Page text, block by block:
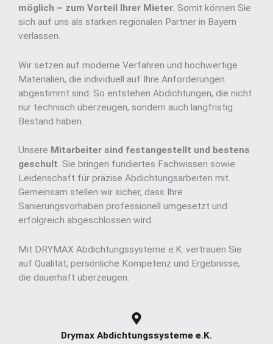
möglich – zum Vorteil Ihrer Mieter. Somit können Sie
sich auf uns als starken regionalen Partner in Bayern
verlassen.
Wir setzen auf moderne Verfahren und hochwertige
Materialien, die individuell auf Ihre Anforderungen
abgestimmt sind. So entstehen Abdichtungen, die nicht
nur technisch überzeugen, sondern auch langfristig
Bestand haben.
Unsere Mitarbeiter sind festangestellt und bestens
geschult. Sie bringen fundiertes Fachwissen sowie
Leidenschaft für präzise Abdichtungsarbeiten mit.
Gemeinsam stellen wir sicher, dass Ihre
Sanierungsvorhaben professionell umgesetzt und
erfolgreich abgeschlossen wird.
Mit DRYMAX Abdichtungssysteme e.K. vertrauen Sie
auf Qualität, persönliche Kompetenz und Ergebnisse,
die dauerhaft überzeugen.
Drymax Abdichtungssysteme e.K.